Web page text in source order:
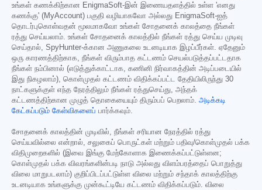
உங்கள் கணக்கிற்கான EnigmaSoft-இன் இணையதளத்தில் உள்ள 'எனது
கணக்கு' (MyAccount) பகுதி வழியாகவோ அல்லது EnigmaSoft-ஐத்
தொடர்புகொள்வதன் மூலமாகவோ உங்கள் சோதனைக் காலத்தை நீங்கள்
ரத்து செய்யலாம். உங்கள் சோதனைக் காலத்தில் நீங்கள் ரத்து செய்ய முடிவு
செய்தால், SpyHunter-க்கான அணுகலை உடனடியாக இழப்பீர்கள். ஏதேனும்
ஒரு காரணத்திற்காக, நீங்கள் விரும்பாத கட்டணம் செயல்படுத்தப்பட்டதாக
நீங்கள் நம்பினால் (எடுத்துக்காட்டாக, கணினி நிர்வாகத்தின் அடிப்படையில்
இது நிகழலாம்), கொள்முதல் கட்டணம் விதிக்கப்பட்ட தேதியிலிருந்து 30
நாட்களுக்குள் எந்த நேரத்திலும் நீங்கள் ரத்துசெய்து, அந்தக்
கட்டணத்திற்கான முழுத் தொகையையும் திரும்பப் பெறலாம். அடிக்கடி
கேட்கப்படும் கேள்விகளைப் பார்க்கவும்.
சோதனைக் காலத்தின் முடிவில், நீங்கள் சரியான நேரத்தில் ரத்து
செய்யவில்லை என்றால், சலுகைப் பொருட்கள் மற்றும் பதிவு/கொள்முதல் பக்க
விதிமுறைகளில் (இவை இங்கு மேற்கோளாக இணைக்கப்பட்டுள்ளன;
கொள்முதல் பக்க விவரங்களின்படி நாடு அல்லது விளம்பரத்தைப் பொறுத்து
விலை மாறுபடலாம்) குறிப்பிடப்பட்டுள்ள விலை மற்றும் சந்தாக் காலத்திற்கு
உடனடியாக உங்களுக்கு முன்கூட்டியே கட்டணம் விதிக்கப்படும். விலை